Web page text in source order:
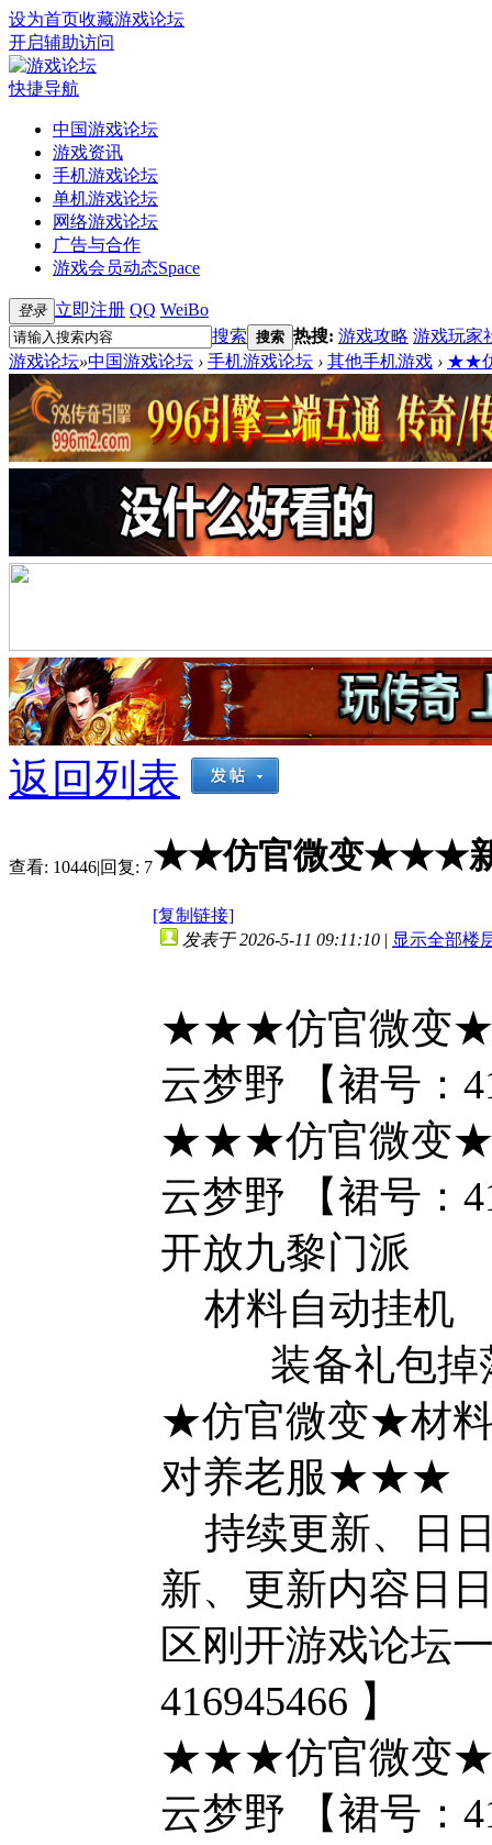
设为首页收藏游戏论坛
开启辅助访问
快捷导航
中国游戏论坛
游戏资讯
手机游戏论坛
单机游戏论坛
网络游戏论坛
广告与合作
游戏会员动态Space
登录 立即注册 QQ WeiBo
搜索 搜索 热搜: 游戏攻略 游戏玩家
游戏论坛»中国游戏论坛 › 手机游戏论坛 › 其他手机游戏 › ★★仿
返回列表
查看: 10446|回复: 7★★仿官微变★★★新
[复制链接]
发表于 2026-5-11 09:11:10 | 显示全部楼
★★★仿官微变
云梦野 【裙号：
★★★仿官微变
云梦野 【裙号：
开放九黎门派
材料自动挂机
装备礼包掉
★仿官微变★材料
对养老服★★★
持续更新、日
新、更新内容
区刚开游戏论坛
416945466 】
★★★仿官微变
云梦野 【裙号：